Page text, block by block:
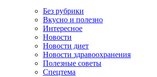
Без рубрики
Вкусно и полезно
Интересное
Новости
Новости диет
Новости здравоохранения
Полезные советы
Спецтема